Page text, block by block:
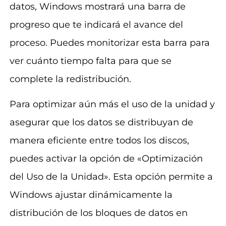
datos, Windows mostrará una barra de
progreso que te indicará el avance del
proceso. Puedes monitorizar esta barra para
ver cuánto tiempo falta para que se
complete la redistribución.
Para optimizar aún más el uso de la unidad y
asegurar que los datos se distribuyan de
manera eficiente entre todos los discos,
puedes activar la opción de «Optimización
del Uso de la Unidad». Esta opción permite a
Windows ajustar dinámicamente la
distribución de los bloques de datos en